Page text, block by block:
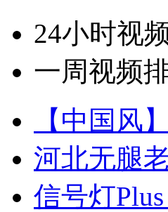
24小时视
一周视频
【中国风
河北无腿
信号灯